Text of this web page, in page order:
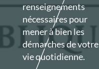
renseignements
nécessaires pour
mener à bien les
démarches de votre
vie quotidienne.